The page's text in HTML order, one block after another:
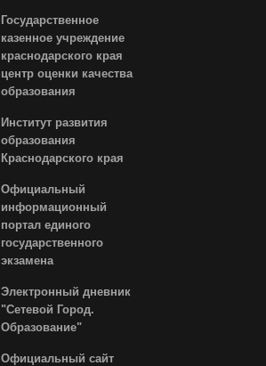
Государственное
казенное учреждение
краснодарского края
центр оценки качества
образования
Институт развития
образования
Краснодарского края
Официальный
информационный
портал единого
государственного
экзамена
Электронный дневник
"Сетевой Город.
Образование"
Официальный сайт